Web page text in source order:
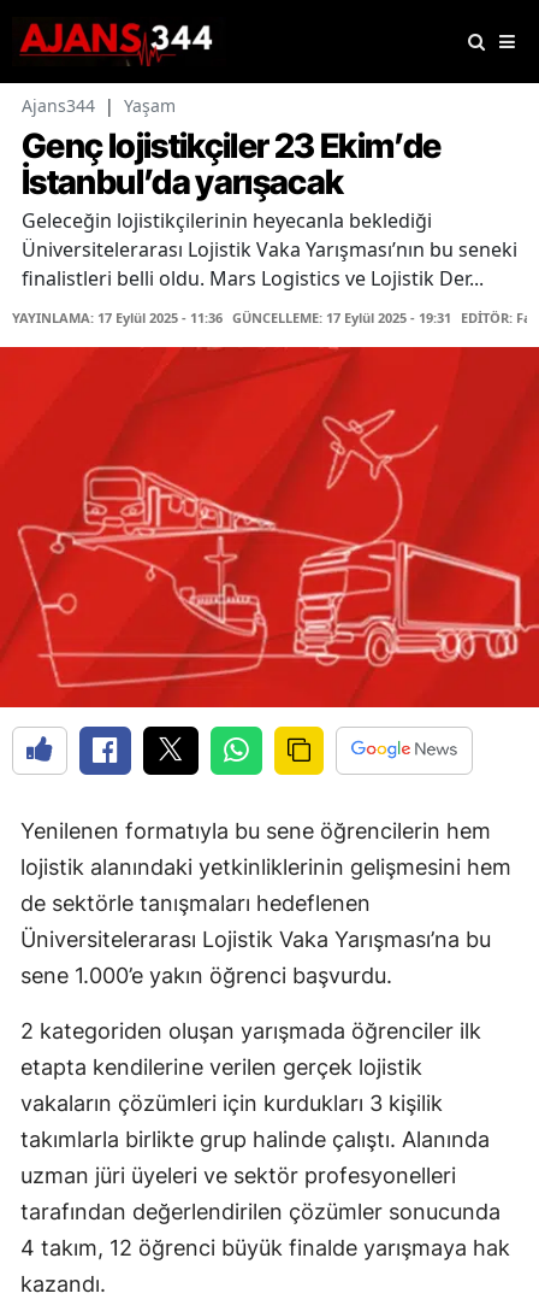
Ajans344 | Yaşam
Genç lojistikçiler 23 Ekim’de
İstanbul’da yarışacak
Geleceğin lojistikçilerinin heyecanla beklediği
Üniversitelerarası Lojistik Vaka Yarışması’nın bu seneki
finalistleri belli oldu. Mars Logistics ve Lojistik Der...
YAYINLAMA: 17 Eylül 2025 - 11:36 GÜNCELLEME: 17 Eylül 2025 - 19:31 EDİTÖR:
Yenilenen formatıyla bu sene öğrencilerin hem
lojistik alanındaki yetkinliklerinin gelişmesini hem
de sektörle tanışmaları hedeflenen
Üniversitelerarası Lojistik Vaka Yarışması’na bu
sene 1.000’e yakın öğrenci başvurdu.
2 kategoriden oluşan yarışmada öğrenciler ilk
etapta kendilerine verilen gerçek lojistik
vakaların çözümleri için kurdukları 3 kişilik
takımlarla birlikte grup halinde çalıştı. Alanında
uzman jüri üyeleri ve sektör profesyonelleri
tarafından değerlendirilen çözümler sonucunda
4 takım, 12 öğrenci büyük finalde yarışmaya hak
kazandı.